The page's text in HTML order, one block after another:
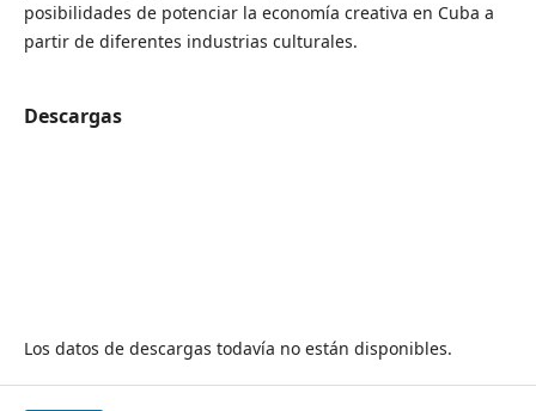
posibilidades de potenciar la economía creativa en Cuba a
partir de diferentes industrias culturales.
Descargas
Los datos de descargas todavía no están disponibles.